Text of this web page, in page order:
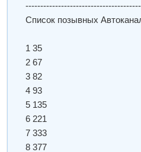
Список позывных
1 35
2 67
3 82
4 93
5 135
6 221
7 333
8 377